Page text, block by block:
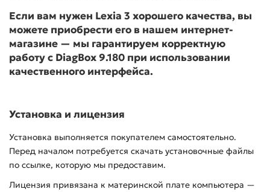
Если вам нужен Lexia 3 хорошего качества, вы
можете приобрести его в нашем интернет-
магазине — мы гарантируем корректную
работу с DiagBox 9.180 при использовании
качественного интерфейса.
Установка и лицензия
Установка выполняется покупателем самостоятельно.
Перед началом потребуется скачать установочные файлы
по ссылке, которую мы предоставим.
Лицензия привязана к материнской плате компьютера —